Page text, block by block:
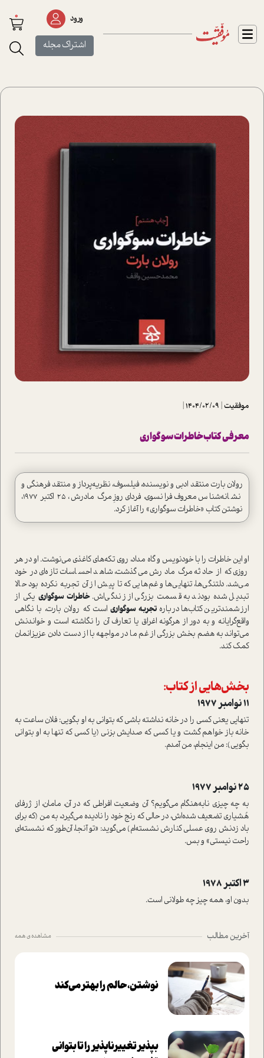
ورود
اشتراک مجله
0
موفقیت|
1404/02/09
|
معرفی کتاب خاطرات سوگواری
رولان بارت منتقد ادبی و نویسنده، فیلسوف، نظریه‌پرداز و منتقد فرهنگی و
نشانه‌شناس معروف فرانسوی، فردای روزِ مرگ مادرش، ۲۵ اکتبر ۱۹۷۷،
نوشتن کتاب «خاطرات سوگواری» را آغاز کرد.
او این خاطرات را با خودنویس و گاه مداد، روی تکه‌های کاغذی می‌نوشت. او در هر
روزی که از حادثه مرگ مادرش می‌گذشت، شاهد احساسات تازه‌ای در خود
می‌شد. دلتنگی‌ها، تنهایی‌ها و غم‌هایی که تا پیش از آن تجربه نکرده بود حالا
تبدیل شده بودند به قسمت بزرگی از زندگی‌اش. خاطرات سوگواری یکی از
ارزشمندترین کتاب‌ها درباره تجربه سوگواریاست که رولان بارت، با نگاهی
واقع‌گرایانه و به دور از هرگونه اغراق یا تعارف آن را نگاشته است و خواندنش
می‌تواند به هضم بخش بزرگی از غم ما در مواجهه با از دست دادن عزیزانمان
کمک کند.
بخش‌هایی از کتاب:
۱۱ نوامبر ۱۹۷۷
تنهایی یعنی کسی را در خانه نداشته باشی که بتوانی به او بگویی: فلان ساعت به
خانه باز خواهم گشت و یا کسی که صدایش بزنی (یا کسی که تنها به او بتوانی
بگویی): من اینجام، من آمدم.
۲۵ نوامبر ۱۹۷۷
به چه چیزی نابه‌هنگام می‌گویم؟ آن وضعیت افراطی که در آن، مامان، از ژرفای
هُشیاری تضعیف شده‌اش، در حالی که رنج خود را نادیده می‌گیرد، به من (که برای
باد زدنش روی عسلی کنارش نشسته‌ام) می‌گوید: «تو آنجا، آن‌طور که نشسته‌ای
راحت نیستی» و بس.
۳ اکتبر ۱۹۷۸
بدون او، همه چیز چه طولانی است.
آخرین مطالب مشاهده ی همه
نوشتن، حالم را بهتر می‌کند
بپذير تغييرناپذير را تا بتواني